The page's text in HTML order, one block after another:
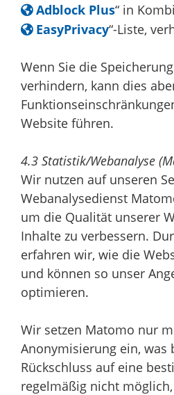
Adblock Plus“ in
EasyPrivacy“-Liste,
Wenn Sie die
verhindern, kann dies
Website führen.
4.3 Statistik/Webanalyse
Wir nutzen auf unseren
Webanalysedienst
um die Qualität unserer
Inhalte zu verbessern.
erfahren wir, wie die
und können so unser
optimieren.
Wir setzen Matomo nur
Anonymisierung ein, was
Rückschluss auf eine
regelmäßig nicht